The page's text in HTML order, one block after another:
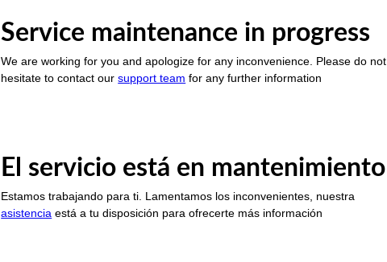
Service maintenance in progress
We are working for you and apologize for any inconvenience. Please do not
hesitate to contact oursupport team for any further information
El servicio está en mantenimiento
Estamos trabajando para ti. Lamentamos los inconvenientes, nuestra
asistencia está a tu disposición para ofrecerte más información